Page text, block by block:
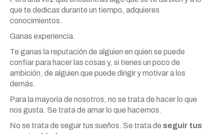
que te dedicas durante un tiempo, adquieres
conocimientos.
Ganas experiencia.
Te ganas la reputación de alguien en quien se puede
confiar para hacer las cosas y, si tienes un poco de
ambición, de alguien que puede dirigir y motivar a los
demás.
Para la mayoría de nosotros, no se trata de hacer lo que
nos gusta. Se trata de amar lo que hacemos.
No se trata de seguir tus sueños. Se trata de seguir tus